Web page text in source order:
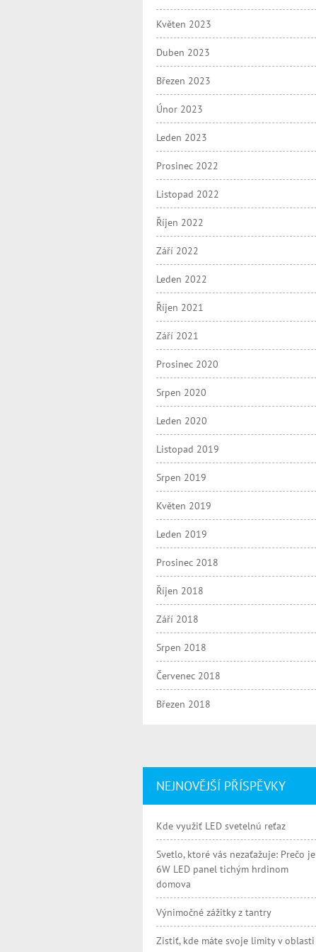
Květen 2023
Duben 2023
Březen 2023
Únor 2023
Leden 2023
Prosinec 2022
Listopad 2022
Říjen 2022
Září 2022
Leden 2022
Říjen 2021
Září 2021
Prosinec 2020
Srpen 2020
Leden 2020
Listopad 2019
Srpen 2019
Květen 2019
Leden 2019
Prosinec 2018
Říjen 2018
Září 2018
Srpen 2018
Červenec 2018
Březen 2018
NEJNOVĚJŠÍ PŘÍSPĚVKY
Kde využiť LED svetelnú reťaz
Svetlo, ktoré vás nezaťažuje: Prečo je
6W LED panel tichým hrdinom
domova
Výnimočné zážitky z tantry
Zistiť, kde máte svoje limity v oblasti